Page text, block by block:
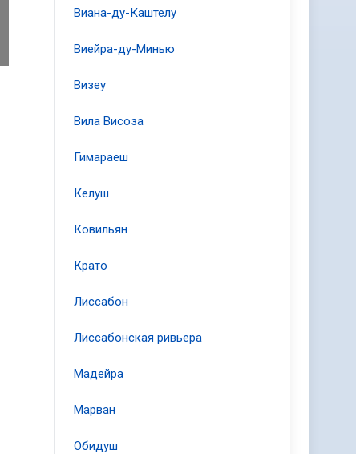
Виана-ду-Каштелу
Виейра-ду-Минью
Визеу
Вила Висоза
Гимараеш
Келуш
Ковильян
Крато
Лиссабон
Лиссабонская ривьера
Мадейра
Марван
Обидуш